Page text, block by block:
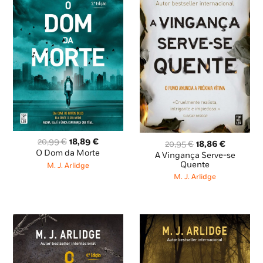
20,99€ O
preço
original
era:
18,89 €O
preço
O Dom da Morte
M. J. Arlidge
20,95€ O
preço
original
era:
18,86 €O
preço
A Vingança Serve-se
Quente
M. J. Arlidge